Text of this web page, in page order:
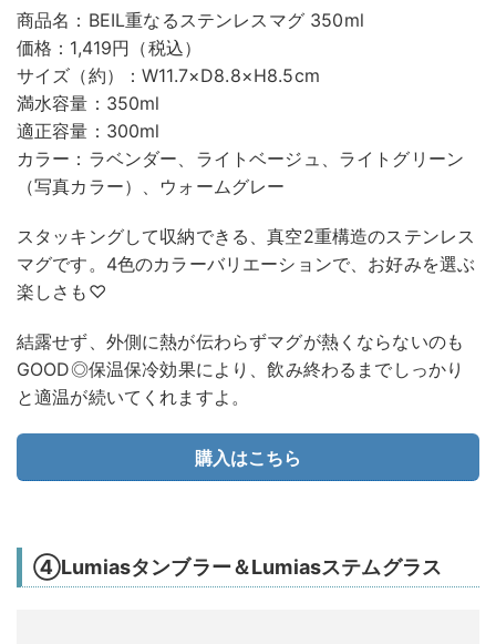
商品名：BEIL重なるステンレスマグ 350ml
価格：1,419円（税込）
サイズ（約）：W11.7×D8.8×H8.5cm
満水容量：350ml
適正容量：300ml
カラー：ラベンダー、ライトベージュ、ライトグリーン
（写真カラー）、ウォームグレー
スタッキングして収納できる、真空2重構造のステンレス
マグです。4色のカラーバリエーションで、お好みを選ぶ
楽しさも♡
結露せず、外側に熱が伝わらずマグが熱くならないのも
GOOD◎保温保冷効果により、飲み終わるまでしっかり
と適温が続いてくれますよ。
購入はこちら
④Lumiasタンブラー＆Lumiasステムグラス